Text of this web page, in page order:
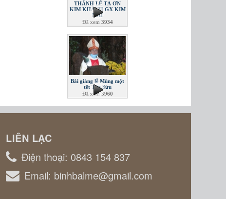
THÁNH LỄ TẠ ƠN
KIM KHÁNH GX KIM
MAI
Đã xem 3934
Bài giảng lễ Mùng một
tết Tân Sửu
Đã xem3960
LIÊN LẠC
Điện thoại: 0843 154 837
Email: binhbalme@gmail.com